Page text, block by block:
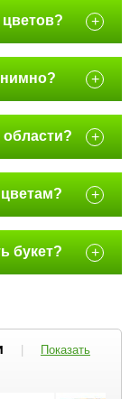
цветов? +
+
области? +
+
букет? +
|
Показать